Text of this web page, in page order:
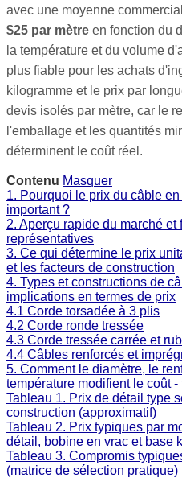
avec une moyenne
$25 par mètre en fonction du
la température et du volume
plus fiable pour les achats
kilogramme et le prix par
devis isolés par mètre, car le
l'emballage et les quantités
déterminent le coût réel.
Contenu Masquer
1. Pourquoi le prix du câble
important ?
2. Aperçu rapide du marché et
représentatives
3. Ce qui détermine le prix
et les facteurs de construction
4. Types et constructions de
implications en termes de prix
4.1 Corde torsadée à 3 plis
4.2 Corde ronde tressée
4.3 Corde tressée carrée et
4.4 Câbles renforcés et
5. Comment le diamètre, le
température modifient le coût
Tableau 1. Prix de détail type
construction (approximatif)
Tableau 2. Prix typiques par
détail, bobine en vrac et base
Tableau 3. Compromis
(matrice de sélection pratique)